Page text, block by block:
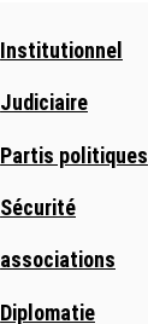
Institutionnel
Judiciaire
Partis politiques
Sécurité
associations
Diplomatie